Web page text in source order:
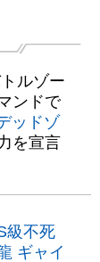
ルゾー
ンドで
ッドゾ
を宣言
S級不死
ギャイ